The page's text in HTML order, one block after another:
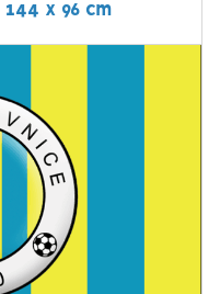
x 96 cm